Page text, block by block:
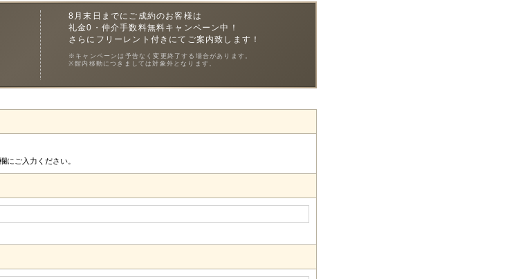
8月末日までにご成約のお客様は
礼金0・仲介手数料無料キャンペーン中！
さらにフリーレント付きにてご案内致します！
※キャンペーンは予告なく変更終了する場合があります。
※館内移動につきましては対象外となります。
にご入力ください。